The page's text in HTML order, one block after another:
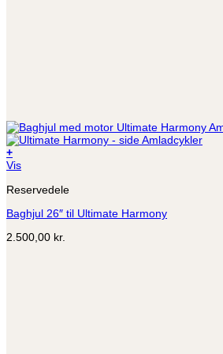
+
Vis
Reservedele
Baghjul 26″ til Ultimate Harmony
2.500,00 kr.